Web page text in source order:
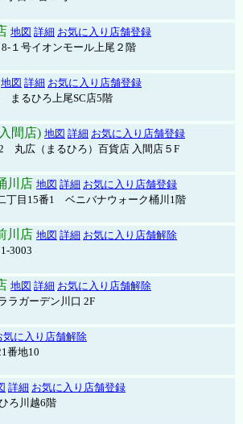
地図 詳細 お気に入り店舗登録
１号イオンモール上尾２階
地図 詳細 お気に入り店舗登録
まるひろ上尾SC店5階
間店) 地図 詳細 お気に入り店舗登録
丸広（まるひろ）百貨店 入間店５F
川店 地図 詳細 お気に入り店舗登録
丁目15番1 ベニバナウォーク桶川1階
川店 地図 詳細 お気に入り店舗解除
3003
地図 詳細 お気に入り店舗解除
ラガーデン川口 2F
気に入り店舗解除
番地10
詳細 お気に入り店舗登録
ろ川越6階